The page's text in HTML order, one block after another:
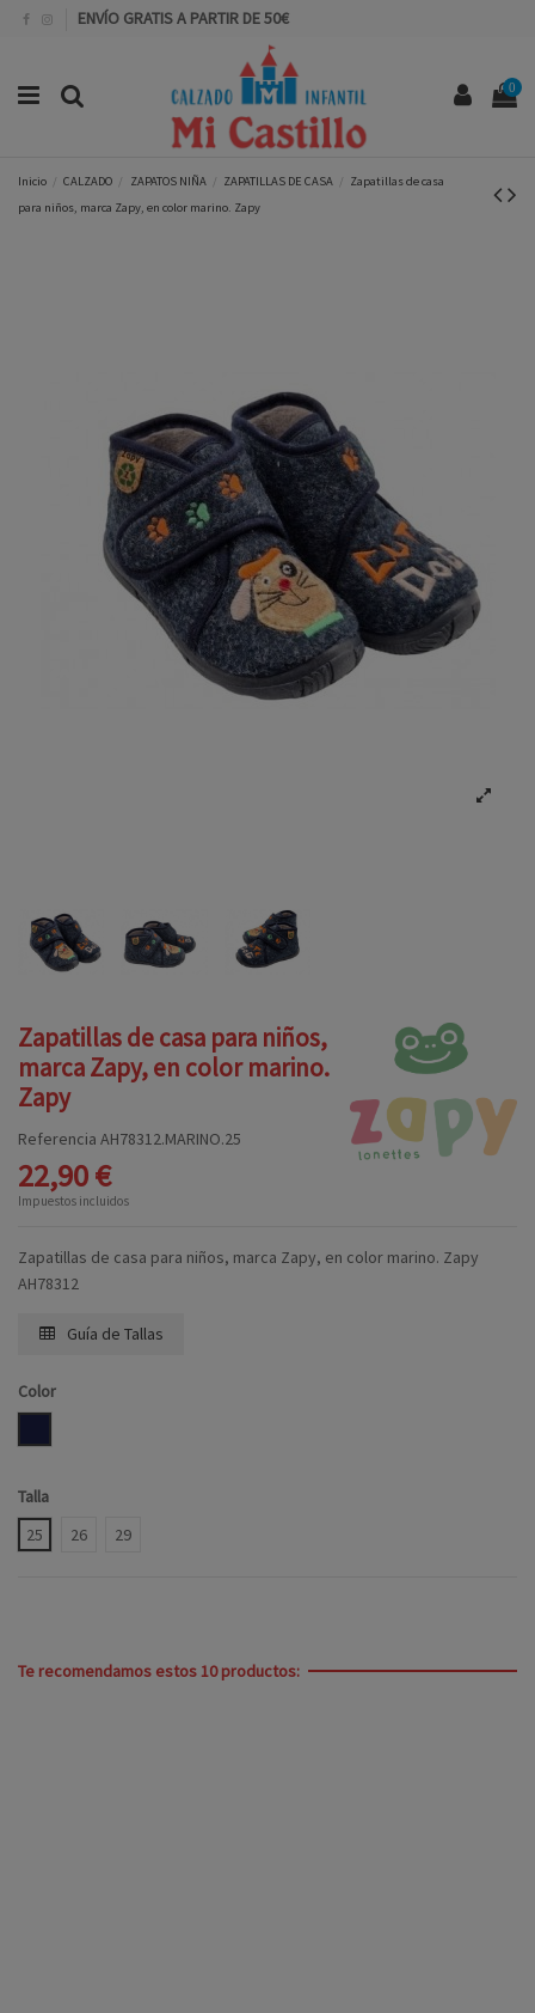
ENVÍO GRATIS A PARTIR DE 50€
0
Inicio CALZADO ZAPATOS NIÑA ZAPATILLAS DE CASA
Zapatillas de casa
para niños, marca Zapy, en color marino. Zapy
Zapatillas de casa para niños,
marca Zapy, en color marino.
Zapy
Referencia AH78312.MARINO.25
22,90 €
Impuestos incluidos
Zapatillas de casa para niños, marca Zapy, en color marino. Zapy
AH78312
Guía de Tallas
Color
Talla
25
26 29
Te recomendamos estos 10 productos: